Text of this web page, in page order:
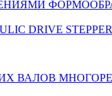
DRIVE
ВАЛОВ